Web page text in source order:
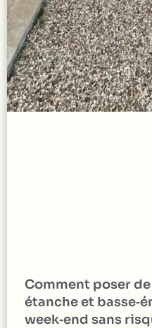
Comment poser
étanche et
week‑end sans